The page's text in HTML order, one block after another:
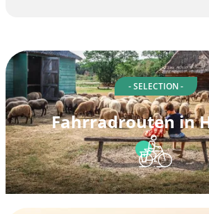
- SELECTION -
Fahrradrouten in